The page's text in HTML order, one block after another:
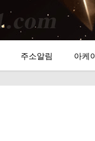
주소알림 아케